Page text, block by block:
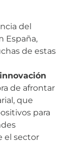
del
España,
de estas
de afrontar
que
para
el sector